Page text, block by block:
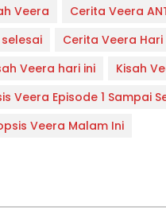
Veera
Cerita Veera
Cerita Veera Hari
Veera hari ini
Kisah
Veera Episode 1 Sampai
Veera Malam Ini